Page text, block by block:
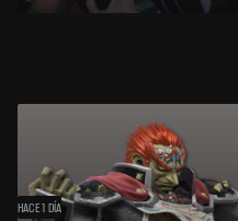
HACE 1 DÍA